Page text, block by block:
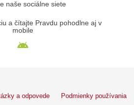
naše sociálne siete
a čítajte Pravdu pohodlne aj v
mobile
a odpovede Podmienky používania